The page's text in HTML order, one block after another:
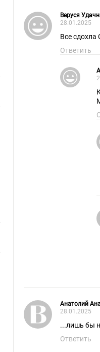
Веруся
28.01.2025
Все сдохла
Ответить
Анатолий
28.01.2025
...лишь бы
Ответить